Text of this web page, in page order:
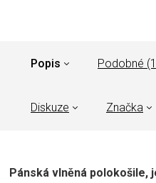
Popis Podobné
Diskuze Značka
Pánská vlněná polokošile,